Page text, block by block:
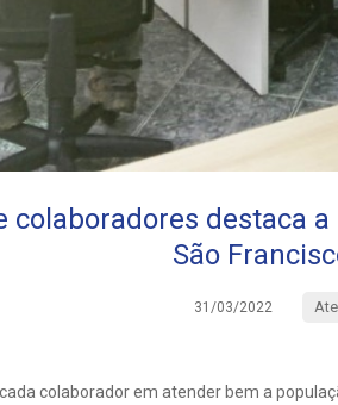
colaboradores destaca
São
31/03/2022
colaborador em atender bem a